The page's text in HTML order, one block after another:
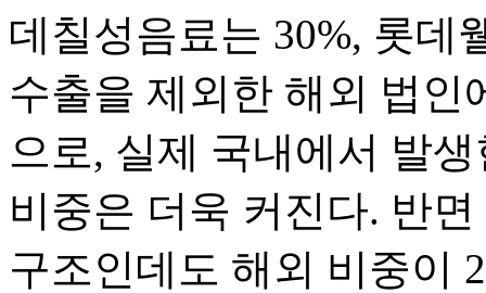
데칠성음료는 30%, 롯데
수출을 제외한 해외 법인
으로, 실제 국내에서 발
비중은 더욱 커진다. 반
구조인데도 해외 비중이